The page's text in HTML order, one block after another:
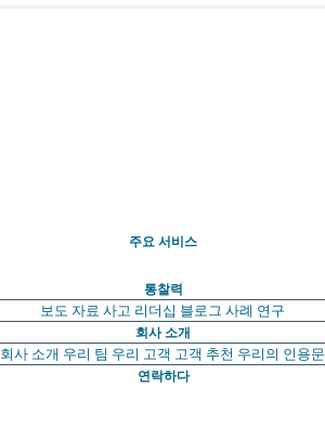
주요 서비스
통찰력
보도 자료 사고 리더십 블로그 사례 연구
회사 소개
회사 소개 우리 팀 우리 고객 고객 추천 우리의 인용문
연락하다